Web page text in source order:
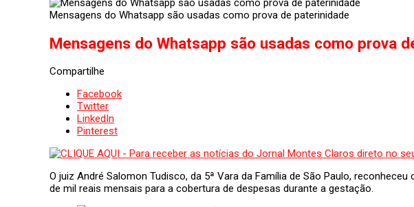
Mensagens do Whatsapp são usadas como prova de paterinidade
Mensagens do Whatsapp são usadas como prova
Compartilhe
Facebook
Twitter
LinkedIn
Pinterest
O juiz André Salomon Tudisco, da 5ª Vara da Família de São Paulo,
de mil reais mensais para a cobertura de despesas durante a gestação.